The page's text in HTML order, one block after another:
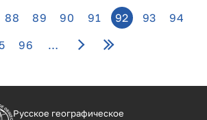
88 89 90 91 92 93
94
96 …
Русское географическое